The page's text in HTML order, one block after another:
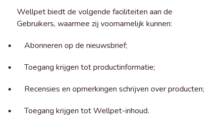
Wellpet biedt de volgende faciliteiten aan de
Gebruikers, waarmee zij voornamelijk kunnen:
Abonneren op de nieuwsbrief;
Toegang krijgen tot productinformatie;
Recensies en opmerkingen schrijven over producten;
Toegang krijgen tot Wellpet-inhoud.